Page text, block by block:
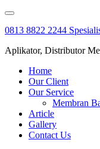
Skip
content
0813 8822 2244
Aplikator, Distributor
Home
Our Client
Our Service
Membran
Article
Gallery
Contact Us